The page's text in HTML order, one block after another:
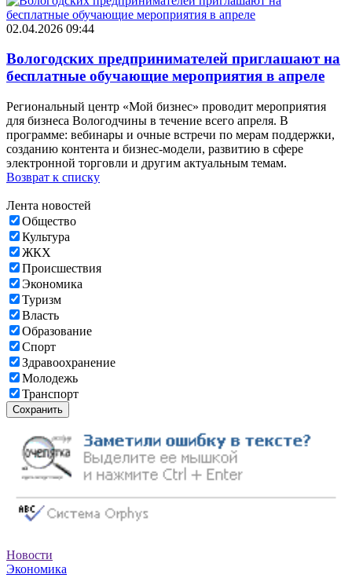
02.04.2026 09:44
Вологодских предпринимателей приглашают на
бесплатные обучающие мероприятия в апреле
Региональный центр «Мой бизнес» проводит мероприятия
для бизнеса Вологодчины в течение всего апреля. В
программе: вебинары и очные встречи по мерам поддержки,
созданию контента и бизнес-модели, развитию в сфере
электронной торговли и другим актуальным темам.
Возврат к списку
Лента новостей
Общество
Культура
ЖКХ
Происшествия
Экономика
Туризм
Власть
Образование
Спорт
Здравоохранение
Молодежь
Транспорт
Сохранить
Новости
Экономика